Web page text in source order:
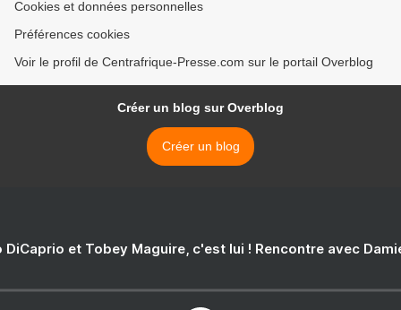
Cookies et données personnelles
Préférences cookies
Voir le profil de Centrafrique-Presse.com sur le portail Overblog
Créer un blog sur Overblog
Créer un blog
DiCaprio et Tobey Maguire, c'est lui ! Rencontre avec